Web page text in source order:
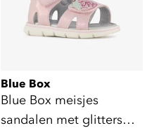
Blue Box
Blue Box meisjes
sandalen met glitters